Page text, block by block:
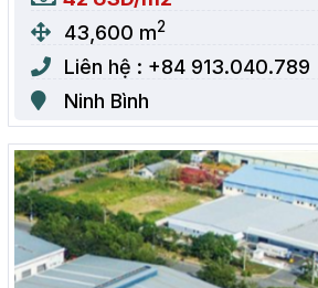
43,600 m2
Liên hệ : +84 913.040.789
Ninh Bình